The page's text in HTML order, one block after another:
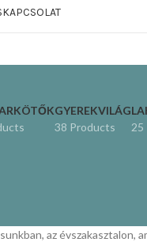
KAPCSOLAT
GYEREKVILÁG
38 Products
25
az évszakasztalon,